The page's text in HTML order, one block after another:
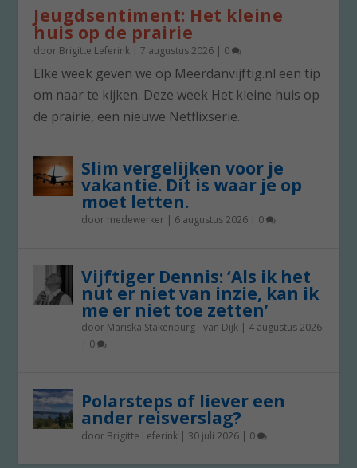
Jeugdsentiment: Het kleine
huis op de prairie
door Brigitte Leferink |7 augustus 2026 | 0
Elke week geven we op Meerdanvijftig.nl een tip
om naar te kijken. Deze week Het kleine huis op
de prairie, een nieuwe Netflixserie.
Slim vergelijken voor je
vakantie. Dit is waar je op
moet letten.
door medewerker | 6 augustus 2026 | 0
Vijftiger Dennis: ‘Als ik het
nut er niet van inzie, kan ik
me er niet toe zetten’
door Mariska Stakenburg - van Dijk | 4 augustus 2026
| 0
Polarsteps of liever een
ander reisverslag?
door Brigitte Leferink | 30 juli 2026 | 0